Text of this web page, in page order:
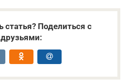
статья? Поделиться с
друзьями: